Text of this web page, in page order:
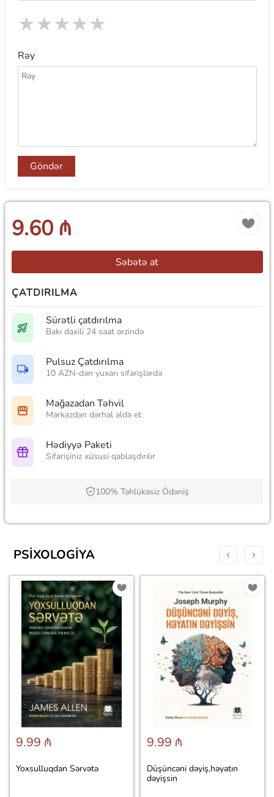
★
★
★
★
★
Rəy
Göndər
9.60 ₼
Səbətə at
ÇATDIRILMA
Sürətli çatdırılma
Bakı daxili 24 saat ərzində
Pulsuz Çatdırılma
10 AZN-dən yuxarı sifarişlərdə
Mağazadan Təhvil
Mərkəzdən dərhal əldə et
Hədiyyə Paketi
Sifarişiniz xüsusi qablaşdırılır
100% Təhlükəsiz Ödəniş
PSIXOLOGIYA
9.99 ₼
Yoxsulluqdan Sərvətə
9.99 ₼
Düşüncəni dəyiş,həyatın
dəyişsin